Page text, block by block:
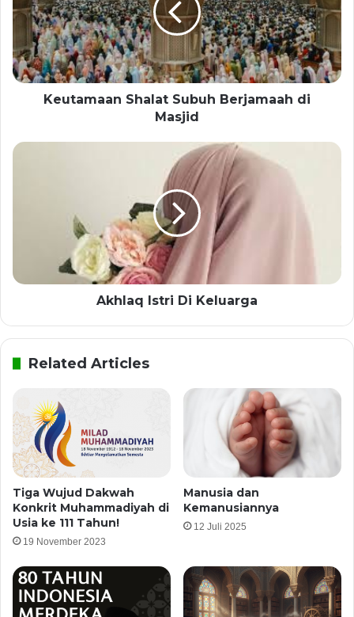
Keutamaan Shalat Subuh Berjamaah di
Masjid
Akhlaq Istri Di Keluarga
Related Articles
Tiga Wujud Dakwah
Konkrit Muhammadiyah di
Usia ke 111 Tahun!
19 November 2023
Manusia dan
Kemanusiannya
12 Juli 2025